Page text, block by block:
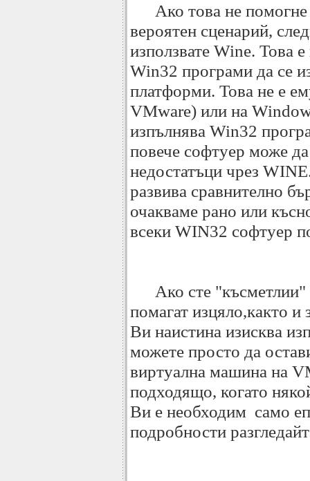
Ако това не помогне
вероятен сценарий,
използвате Wine. Това
Win32 програми да се
платформи. Това не е
VMware) или на
изпълнява Win32
повече софтуер може
недостатъци чрез
развива сравнително
очакваме рано или
всеки WIN32 софтуер
Ако сте "късметлии"
помагат изцяло,както и
Ви наистина изисква
можете просто да
виртуална машина на
подходящо, когато
Ви е необходим само
подробности